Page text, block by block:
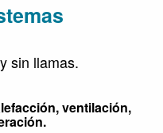
sin llamas.
ventilación,